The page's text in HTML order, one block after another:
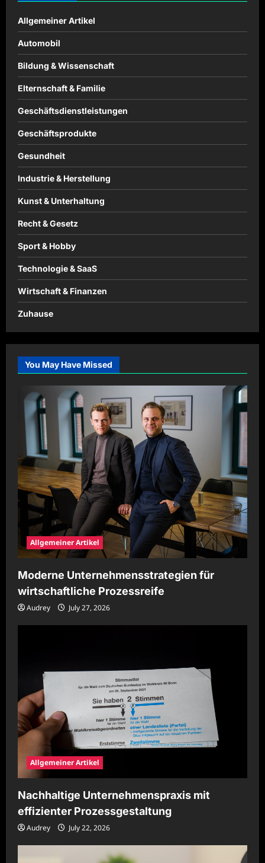
Allgemeiner Artikel
Automobil
Bildung & Wissenschaft
Elternschaft & Familie
Geschäftsdienstleistungen
Geschäftsprodukte
Gesundheit
Industrie & Herstellung
Kunst & Unterhaltung
Recht & Gesetz
Sport & Hobby
Technologie & SaaS
Wirtschaft & Finanzen
Zuhause
You May Have Missed
Allgemeiner Artikel
Moderne Unternehmensstrategien für
wirtschaftliche Prozessreife
Audrey July 27, 2026
Allgemeiner Artikel
Nachhaltige Unternehmenspraxis mit
effizienter Prozessgestaltung
Audrey July 22, 2026